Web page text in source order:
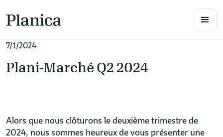
7/1/2024
Plani-Marché Q2 2024
Alors que nous clôturons le deuxième trimestre de
2024, nous sommes heureux de vous présenter une